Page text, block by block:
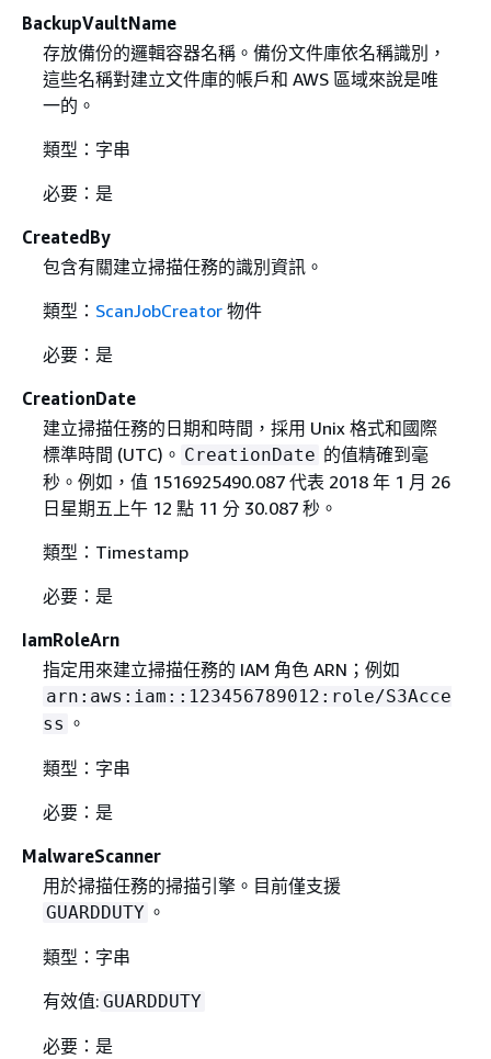
BackupVaultName
存放備份的邏輯容器名稱。備份文件庫依名稱識別，
這些名稱對建立文件庫的帳戶和 AWS 區域來說是唯
一的。
類型：字串
必要：是
CreatedBy
包含有關建立掃描任務的識別資訊。
類型： ScanJobCreator物件
必要：是
CreationDate
建立掃描任務的日期和時間，採用 Unix 格式和國際
標準時間 (UTC)。 CreationDate 的值精確到毫
秒。例如，值 1516925490.087 代表 2018 年 1 月 26
日星期五上午 12 點 11 分 30.087 秒。
類型：Timestamp
必要：是
IamRoleArn
指定用來建立掃描任務的 IAM 角色 ARN；例如
arn:aws:iam::123456789012:role/S3Acce
ss 。
類型：字串
必要：是
MalwareScanner
用於掃描任務的掃描引擎。目前僅支援
GUARDDUTY 。
類型：字串
有效值: GUARDDUTY
必要：是